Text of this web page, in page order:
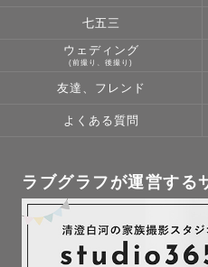
七五三
ウェディング
(前撮り、後撮り)
友達、フレンド
よくある質問
ラブグラフが運営する